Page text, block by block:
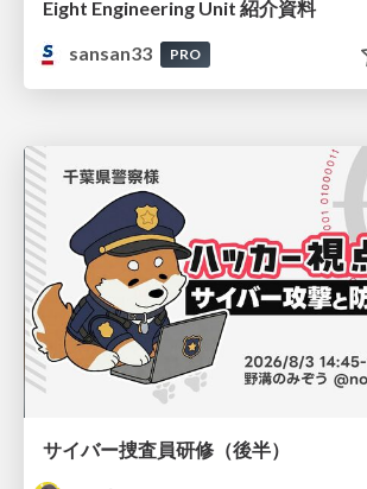
Eight Engineering Unit 紹介資料
sansan33
PRO
サイバー捜査員研修（後半）